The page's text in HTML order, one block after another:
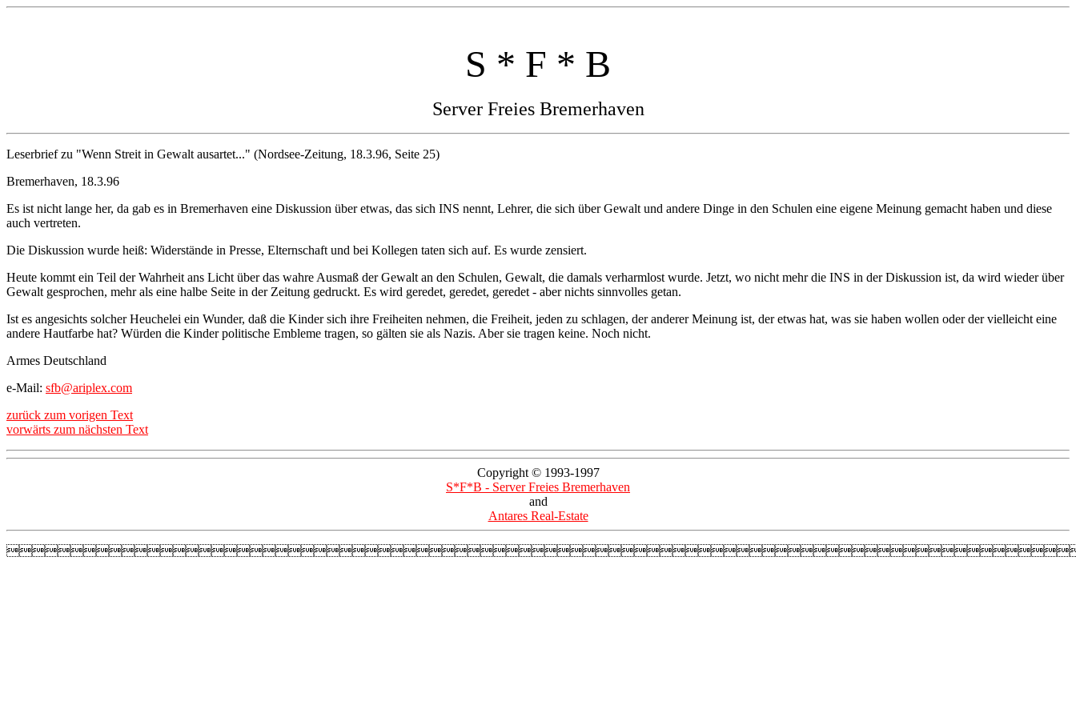
S * F * B
Server Freies Bremerhaven
Leserbrief zu "Wenn Streit in Gewalt ausartet..." (Nordsee-Zeitung, 18.3.96, Seite 25)
Bremerhaven, 18.3.96
Es ist nicht lange her, da gab es in Bremerhaven eine Diskussion über etwas, das sich INS nennt, Lehrer, die sich über Gewalt und andere Dinge in den Schulen eine eigene Meinung gemacht haben und diese
auch vertreten.
Die Diskussion wurde heiß: Widerstände in Presse, Elternschaft und bei Kollegen taten sich auf. Es wurde zensiert.
Heute kommt ein Teil der Wahrheit ans Licht über das wahre Ausmaß der Gewalt an den Schulen, Gewalt, die damals verharmlost wurde. Jetzt, wo nicht mehr die INS in der Diskussion ist, da wird wieder über
Gewalt gesprochen, mehr als eine halbe Seite in der Zeitung gedruckt. Es wird geredet, geredet, geredet - aber nichts sinnvolles getan.
Ist es angesichts solcher Heuchelei ein Wunder, daß die Kinder sich ihre Freiheiten nehmen, die Freiheit, jeden zu schlagen, der anderer Meinung ist, der etwas hat, was sie haben wollen oder der vielleicht eine
andere Hautfarbe hat? Würden die Kinder politische Embleme tragen, so gälten sie als Nazis. Aber sie tragen keine. Noch nicht.
Armes Deutschland
e-Mail: sfb@ariplex.com
zurück zum vorigen Text
vorwärts zum nächsten Text
Copyright © 1993-1997
S*F*B - Server Freies Bremerhaven
and
Antares Real-Estate